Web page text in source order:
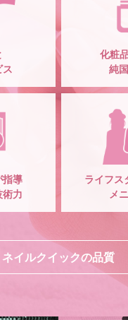
ス
化粧
純
指導
術力
ライフス
メ
ネイルクイックの品質